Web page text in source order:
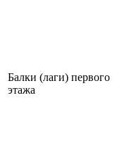
Балки (лаги) первого
этажа